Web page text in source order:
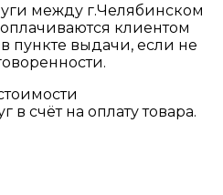
между г.Челябинском
клиентом
пункте выдачи, если не
счёт на оплату товара.